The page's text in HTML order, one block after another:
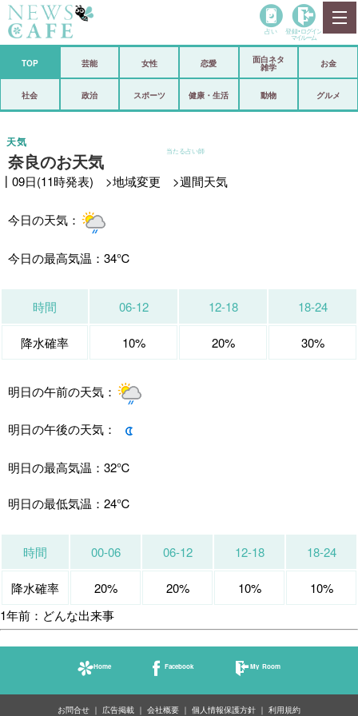
政治
芸能 スポーツ
恋愛 ビックリ
コメントポスト
当たる占い師
占い 登録• ログイン
マイルーム
TOP 芸能 女性 恋愛
面白ネタ
雑学
お金
社会 政治 スポーツ 健康・生活 動物 グルメ
奈良のお天気
天気
┃09日(11時発表) >地域変更 >週間天気
今日の天気：
今日の最高気温： 34℃
時間 06-12 12-18 18-24
降水確率 10% 20% 30%
明日の午前の天気：
明日の午後の天気：
明日の最高気温： 32℃
明日の最低気温： 24℃
時間 00-06 06-12 12-18 18-24
降水確率 20% 20% 10%
10%
1年前：どんな出来事
Home Facebook My Room
お問合せ 広告掲載 会社概要 個人情報保護方針 利用規約